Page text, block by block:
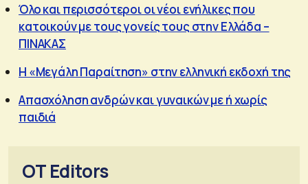
Όλο και περισσότεροι οι νέοι ενήλικες που
κατοικούν με τους γονείς τους στην Ελλάδα –
ΠΙΝΑΚΑΣ
Η «Μεγάλη Παραίτηση» στην ελληνική εκδοχή της
Απασχόληση ανδρών και γυναικών με ή χωρίς
παιδιά
OT Editors